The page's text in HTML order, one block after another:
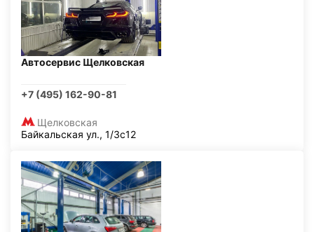
Автосервис Щелковская
+7 (495) 162-90-81
Щелковская
Байкальская ул., 1/3с12